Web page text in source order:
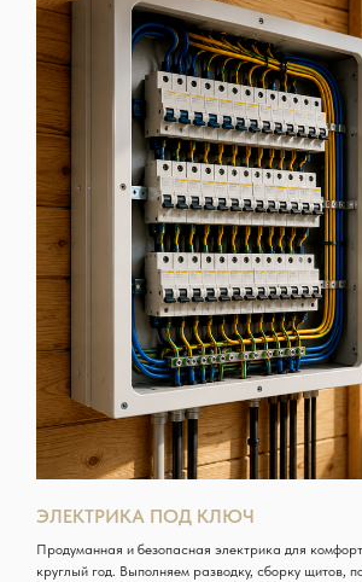
ЭЛЕКТРИКА ПОД КЛЮЧ
Продуманная и безопасная электрика для
круглый год. Выполняем разводку, сборку щитов,